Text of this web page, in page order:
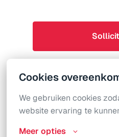
Cookies
We gebruiken cookies
website ervaring te
Meer opties
Cookies